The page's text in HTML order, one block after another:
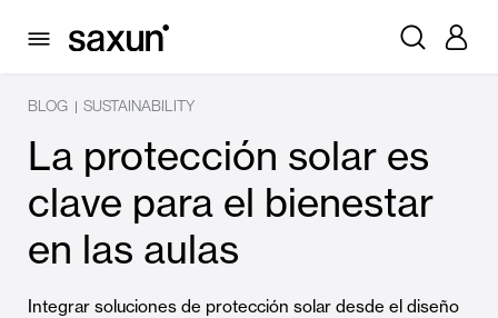
BLOG | SUSTAINABILITY
La protección solar es
clave para el bienestar
en las aulas
Integrar soluciones de protección solar desde el diseño